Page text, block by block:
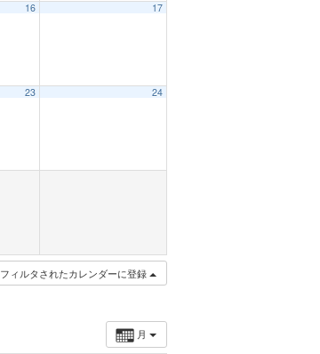
16 17
23 24
フィルタされたカレンダーに登録
月